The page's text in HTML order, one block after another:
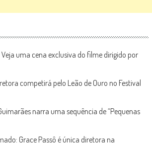
Veja uma cena exclusiva do filme dirigido por
competirá pelo Leão de Ouro no Festival
narra uma sequência de “Pequenas
Grace Passô é única diretora na